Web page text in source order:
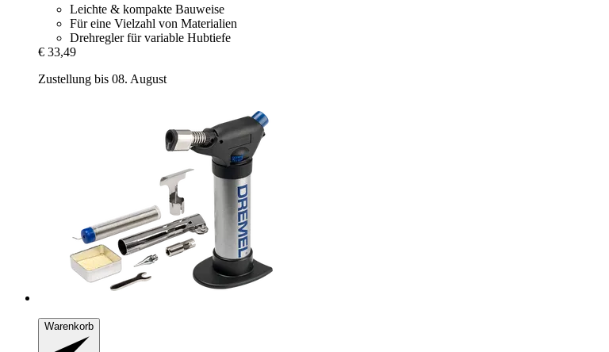
Leichte & kompakte Bauweise
Für eine Vielzahl von Materialien
Drehregler für variable Hubtiefe
€ 33,49
Zustellung bis 08. August
Warenkorb